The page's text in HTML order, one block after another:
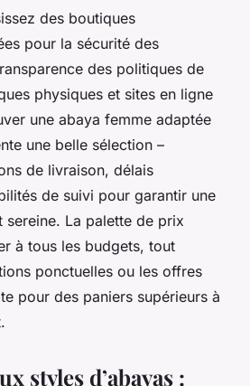
des boutiques
pour la sécurité des
des politiques de
physiques et sites en ligne
une abaya femme adaptée
une belle sélection –
de livraison, délais
de suivi pour garantir une
sereine. La palette de prix
à tous les budgets, tout
ponctuelles ou les offres
pour des paniers supérieurs à
styles d’abayas :